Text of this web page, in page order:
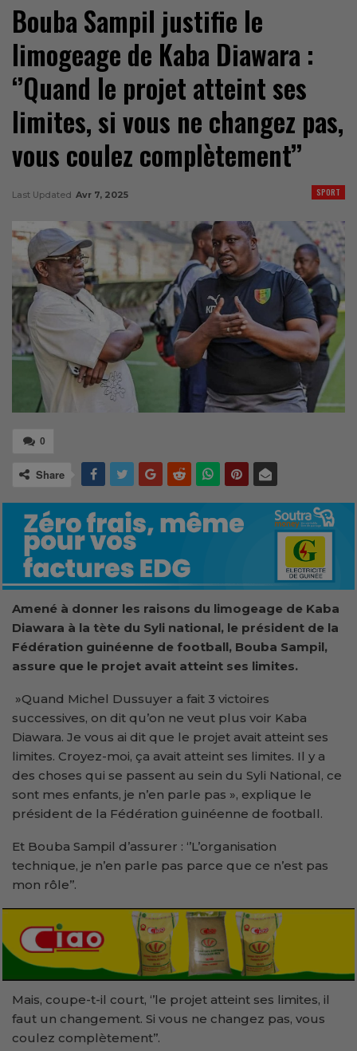
Bouba Sampil justifie le
limogeage de Kaba Diawara :
‘’Quand le projet atteint ses
limites, si vous ne changez pas,
vous coulez complètement’’
SPORT
Last Updated Avr 7, 2025
0
Share
Amené à donner les raisons du limogeage de Kaba
Diawara à la tète du Syli national, le président de la
Fédération guinéenne de football, Bouba Sampil,
assure que le projet avait atteint ses limites.
»Quand Michel Dussuyer a fait 3 victoires
successives, on dit qu’on ne veut plus voir Kaba
Diawara. Je vous ai dit que le projet avait atteint ses
limites. Croyez-moi, ça avait atteint ses limites. Il y a
des choses qui se passent au sein du Syli National, ce
sont mes enfants, je n’en parle pas », explique le
président de la Fédération guinéenne de football.
Et Bouba Sampil d’assurer : ‘’L’organisation
technique, je n’en parle pas parce que ce n’est pas
mon rôle’’.
Mais, coupe-t-il court, ‘’le projet atteint ses limites, il
faut un changement. Si vous ne changez pas, vous
coulez complètement’’.